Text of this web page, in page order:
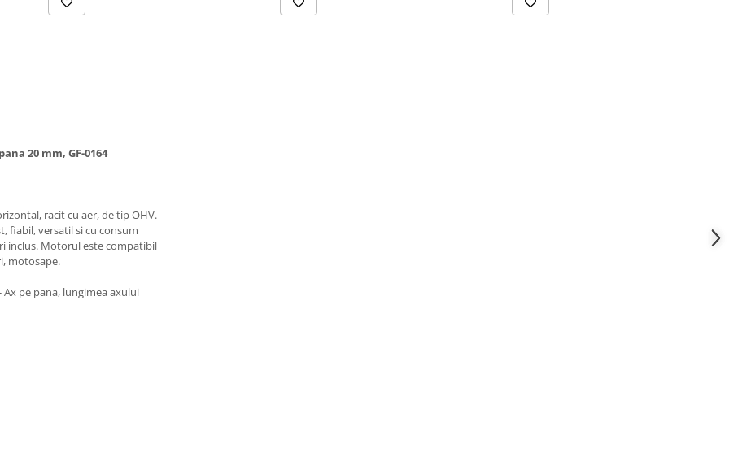
20 mm, GF-0164
racit cu aer, de tip OHV.
fiabil, versatil si cu consum
inclus. Motorul este compatibil
motosape.
pe pana, lungimea axului